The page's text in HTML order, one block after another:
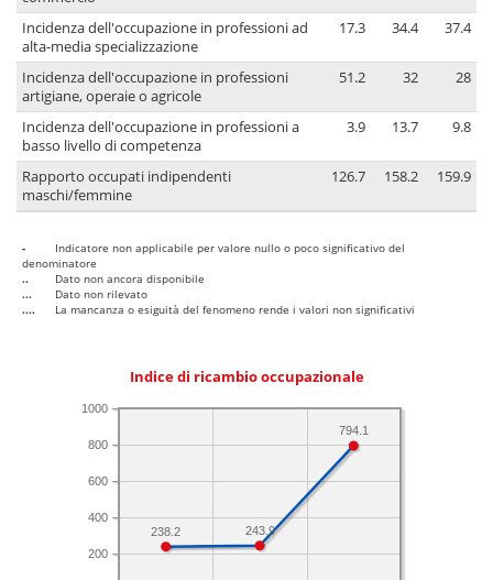
Incidenza dell'occupazione in professioni ad
alta-media specializzazione
17.3 34.4 37.4
Incidenza dell'occupazione in professioni
artigiane, operaie o agricole
51.2 32 28
Incidenza dell'occupazione in professioni a
basso livello di competenza
3.9 13.7 9.8
Rapporto occupati indipendenti
maschi/femmine
126.7 158.2 159.9
-
Indicatore non applicabile per valore nullo o poco significativo del
denominatore
..
Dato non ancora disponibile
...
Dato non rilevato
....
La mancanza o esiguità del fenomeno rende i valori non significativi
Indice di ricambio occupazionale
200
400
600
800
1000
794.1
243.9
238.2